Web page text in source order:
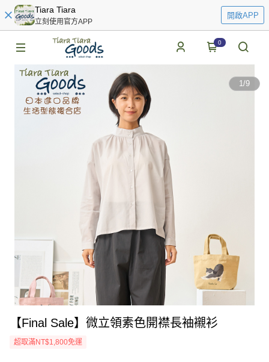
Tiara Tiara
立刻使用官方APP
開啟APP
0
1/9
【Final Sale】微立領素色開襟長袖襯衫
超取滿NT$1,800免運